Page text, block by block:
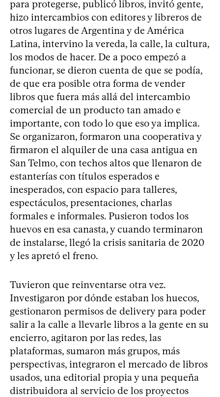
para protegerse, publicó libros, invitó gente,
hizo intercambios con editores y libreros de
otros lugares de Argentina y de América
Latina, intervino la vereda, la calle, la cultura,
los modos de hacer. De a poco empezó a
funcionar, se dieron cuenta de que se podía,
de que era posible otra forma de vender
libros que fuera más allá del intercambio
comercial de un producto tan amado e
importante, con todo lo que eso ya implica.
Se organizaron, formaron una cooperativa y
firmaron el alquiler de una casa antigua en
San Telmo, con techos altos que llenaron de
estanterías con títulos esperados e
inesperados, con espacio para talleres,
espectáculos, presentaciones, charlas
formales e informales. Pusieron todos los
huevos en esa canasta, y cuando terminaron
de instalarse, llegó la crisis sanitaria de 2020
y les apretó el freno.
Tuvieron que reinventarse otra vez.
Investigaron por dónde estaban los huecos,
gestionaron permisos de delivery para poder
salir a la calle a llevarle libros a la gente en su
encierro, agitaron por las redes, las
plataformas, sumaron más grupos, más
perspectivas, integraron el mercado de libros
usados, una editorial propia y una pequeña
distribuidora al servicio de los proyectos